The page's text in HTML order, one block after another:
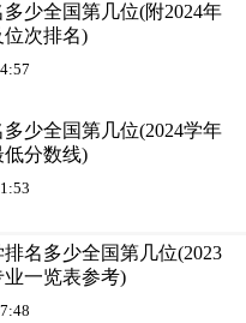
少全国第几位(附2024年
次排名)
少全国第几位(2024学年
分数线)
名多少全国第几位(2023
一览表参考)